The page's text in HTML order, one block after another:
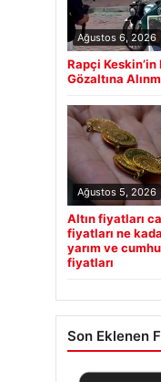
Ağustos 6, 2026
Rapçi
Gözaltına
Ağustos 5, 2026
Altın fiyatları
fiyatları ne
yarım ve
fiyatları
Son Eklenen